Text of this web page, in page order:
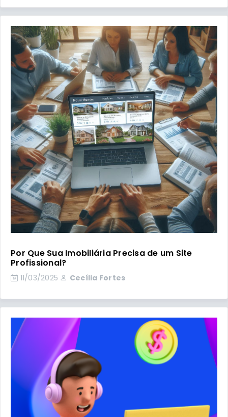
Por Que Sua Imobiliária Precisa de um Site
Profissional?
11/03/2025 Cecília Fortes